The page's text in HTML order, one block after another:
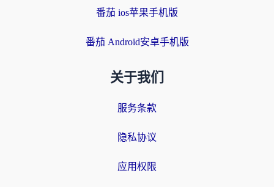
番茄 ios苹果手机版
番茄 Android安卓手机版
关于我们
服务条款
隐私协议
应用权限